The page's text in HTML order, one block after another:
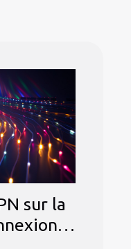
sur la